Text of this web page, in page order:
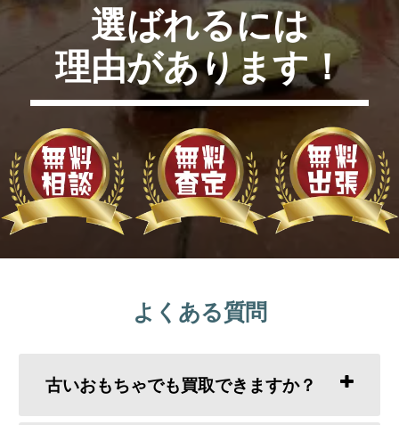
選ばれるには
理由があります！
よくある質問
古いおもちゃでも買取できますか？